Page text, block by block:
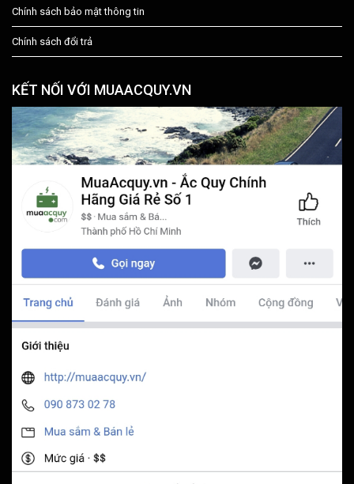
Chính sách bảo mật thông tin
Chính sách đổi trả
KẾT NỐI VỚI MUAACQUY.VN